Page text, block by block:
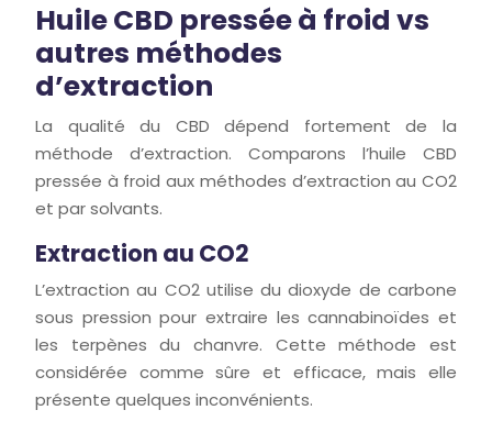
Huile CBD pressée à froid vs
autres méthodes
d’extraction
La qualité du CBD dépend fortement de la
méthode d’extraction. Comparons l’huile CBD
pressée à froid aux méthodes d’extraction au CO2
et par solvants.
Extraction au CO2
L’extraction au CO2 utilise du dioxyde de carbone
sous pression pour extraire les cannabinoïdes et
les terpènes du chanvre. Cette méthode est
considérée comme sûre et efficace, mais elle
présente quelques inconvénients.